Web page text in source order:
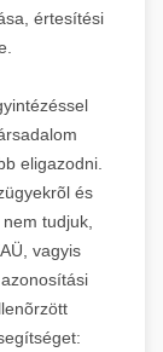
értesítési
eligazodni.
és
tudjuk,
vagyis